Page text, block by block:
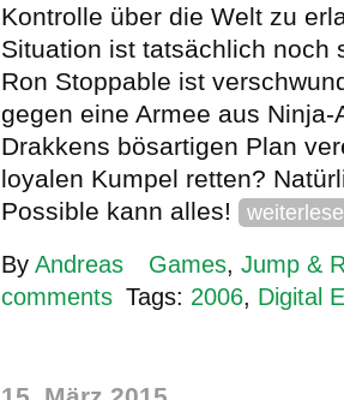
Kontrolle über die Welt zu
Situation ist tatsächlich noch
Ron Stoppable ist
gegen eine Armee aus Ninja-
Drakkens bösartigen Plan
loyalen Kumpel retten?
Possible kann alles!
By Andreas Games, Jump &
comments Tags: 2006, Digital